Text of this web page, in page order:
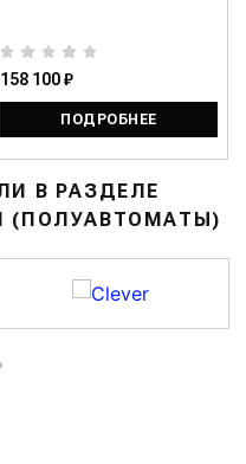
158 100 ₽
ПОДРОБНЕЕ
В РАЗДЕЛЕ
(ПОЛУАВТОМАТЫ)